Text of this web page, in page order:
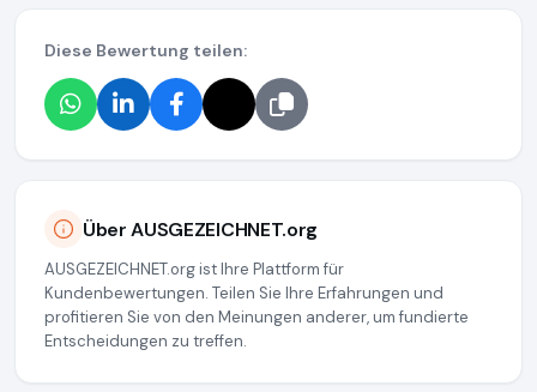
Diese Bewertung teilen:
Über AUSGEZEICHNET.org
AUSGEZEICHNET.org ist Ihre Plattform für
Kundenbewertungen. Teilen Sie Ihre Erfahrungen und
profitieren Sie von den Meinungen anderer, um fundierte
Entscheidungen zu treffen.